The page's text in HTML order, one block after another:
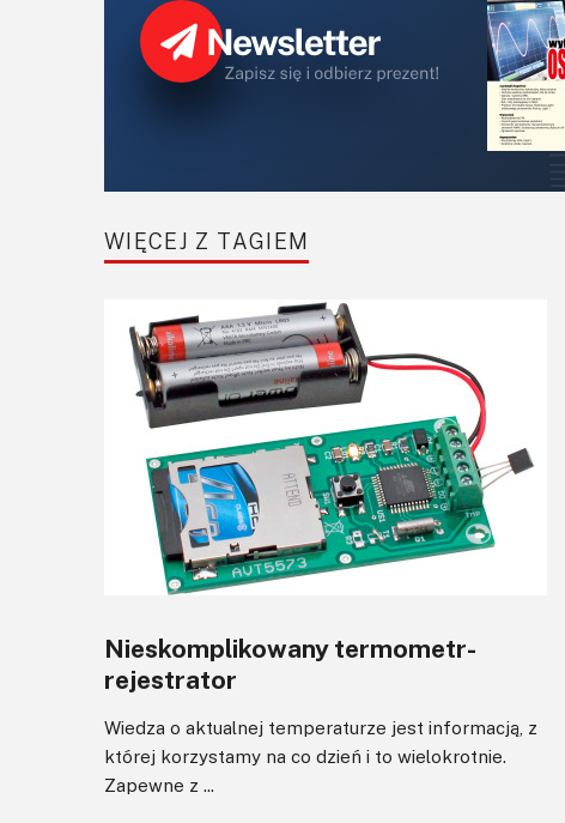
WIĘCEJ Z TAGIEM
Nieskomplikowany termometr-
rejestrator
Wiedza o aktualnej temperaturze jest informacją, z
której korzystamy na co dzień i to wielokrotnie.
Zapewne z ...